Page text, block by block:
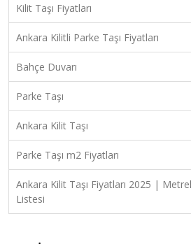
Kilit Taşı Fiyatları
Ankara Kilitli Parke Taşı Fiyatları
Bahçe Duvarı
Parke Taşı
Ankara Kilit Taşı
Parke Taşı m2 Fiyatları
Ankara Kilit Taşı Fiyatları 2025 |
Listesi